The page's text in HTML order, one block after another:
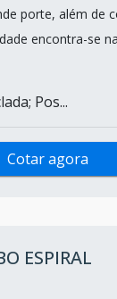
porte, além de
encontra-se
Pos...
Cotar agora
ESPIRAL